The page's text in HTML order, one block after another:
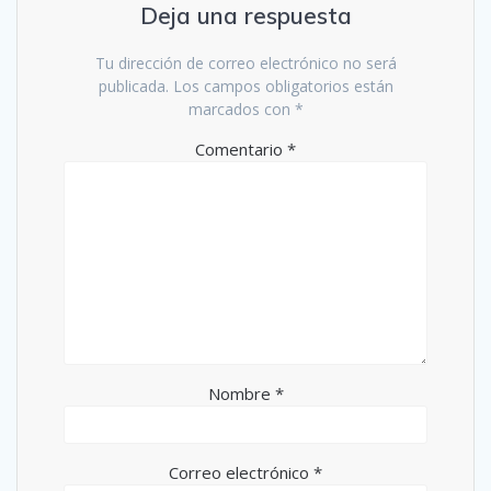
Deja una respuesta
Tu dirección de correo electrónico no será
publicada. Los campos obligatorios están
marcados con *
Comentario *
Nombre *
Correo electrónico *